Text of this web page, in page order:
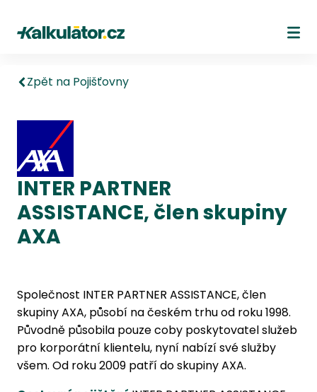
Kalkulátor.cz
Zpět na Pojišťovny
INTER PARTNER
ASSISTANCE, člen skupiny
AXA
Společnost INTER PARTNER ASSISTANCE, člen
skupiny AXA, působí na českém trhu od roku 1998.
Původně působila pouze coby poskytovatel služeb
pro korporátní klientelu, nyní nabízí své služby
všem. Od roku 2009 patří do skupiny AXA.